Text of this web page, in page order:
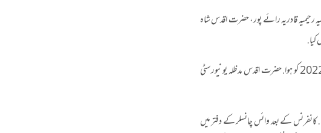
رحیمیہ قادریہ رائے پور، حضرت اقدس شاہ
کانفرنس کا انعقاد یونیورسٹی آف ایجوکیشن لاہور ٹاؤن شپ کیمپس لاہور میں مؤرخہ 6 اکتوبر 2022 کو ہوا. حضرت اقدس مدظلہ یونیورسٹی
کانفرنس کے بعد وائس چانسلر کے دفتر میں